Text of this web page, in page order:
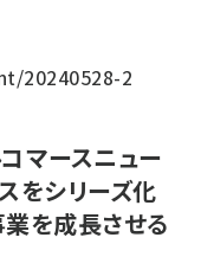
20240528-2
コマースニュー
をシリーズ化
業を成長させる